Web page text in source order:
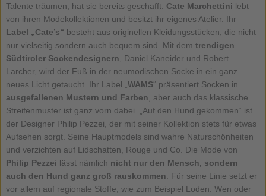
Talente träumen, hat sie bereits geschafft. Cate Marchettini lebt
von ihren Modekollektionen und besitzt ihr eigenes Atelier. Ihr
Label „Cate’s“ besteht aus originellen Kleidungsstücken, die nicht
nur vielseitig sondern auch bequem sind. Mit dem trendigen
Südtiroler Sockendesignern , Daniel Kaneider und Robert
Larcher, wird der Fuß in der neumodischen Socke in ein ganz
neues Licht getaucht. Ihr Label „ WAMS“ präsentiert Socken in
ausgefallenen Mustern und Farben , aber auch das klassische
Streifenmuster ist ganz vorn dabei. „Auf den Hund gekommen“ ist
der Designer Philip Pezzei, der mit seiner Kollektion stets für etwas
Aufsehen sorgt. Seine Hauptmodels sind wahre Naturschönheiten
und verzichten auf Lidschatten, Rouge und Co. Die Mode von
Philip Pezzei lässt nämlich nicht nur den Mensch, sondern
auch den Hund ganz groß rauskommen . Für seine Linie setzt er
vor allem auf regionale Stoffe, wie zum Beispiel Loden. Wen oder